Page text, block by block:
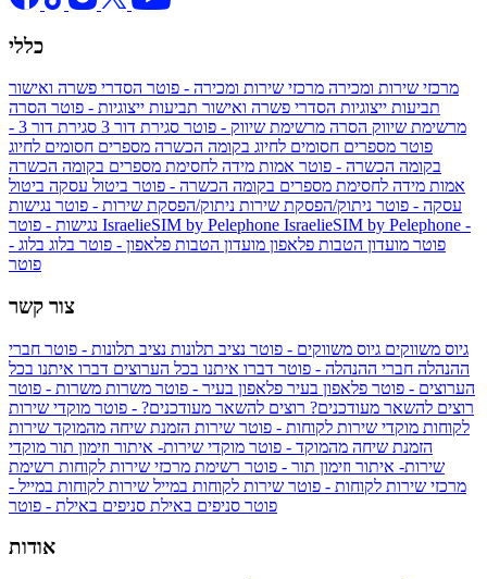
כללי
מרכזי שירות ומכירה מרכזי שירות ומכירה - פוטר הסדרי פשרה ואישור
תביעות ייצוגיות הסדרי פשרה ואישור תביעות ייצוגיות - פוטר הסרה
מרשימת שיווק הסרה מרשימת שיווק - פוטר סגירת דור 3
סגירת דור 3 -
פוטר מספרים חסומים לחיוג בקומה הכשרה מספרים חסומים לחיוג
בקומה הכשרה - פוטר אמות מידה לחסימת מספרים בקומה הכשרה
אמות מידה לחסימת מספרים בקומה הכשרה - פוטר ביטול עסקה ביטול
עסקה - פוטר ניתוק/הפסקת שירות ניתוק/הפסקת שירות - פוטר נגישות
IsraelieSIM by Pelephone IsraelieSIM by Pelephone -
פוטר מועדון הטבות פלאפון מועדון הטבות פלאפון - פוטר בלוג בלוג -
פוטר
צור קשר
גיוס משווקים גיוס משווקים - פוטר נציב תלונות נציב תלונות - פוטר חברי
ההנהלה חברי ההנהלה - פוטר דברו איתנו בכל הערוצים דברו איתנו בכל
הערוצים - פוטר פלאפון בעיר פלאפון בעיר - פוטר משרות משרות - פוטר
רוצים להשאר מעודכנים? רוצים להשאר מעודכנים? - פוטר מוקדי שירות
לקוחות מוקדי שירות לקוחות - פוטר שירות הזמנת שיחה מהמוקד שירות
הזמנת שיחה מהמוקד - פוטר מוקדי שירות- איתור וזימון תור מוקדי
שירות- איתור וזימון תור - פוטר רשימת מרכזי שירות לקוחות רשימת
מרכזי שירות לקוחות - פוטר שירות לקוחות במייל שירות לקוחות במייל -
פוטר סניפים באילת סניפים באילת - פוטר
אודות